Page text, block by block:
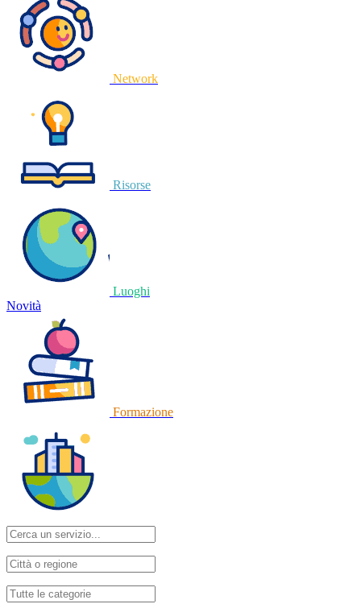
Network
Risorse
Luoghi
Novità
Formazione